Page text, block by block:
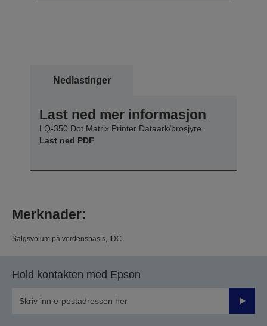
Nedlastinger
Last ned mer informasjon
LQ-350 Dot Matrix Printer Dataark/brosjyre
Last ned PDF
Merknader:
Salgsvolum på verdensbasis, IDC
Hold kontakten med Epson
Send